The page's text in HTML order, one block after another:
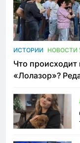
ИСТОРИИ НОВОСТИ
Что происходит
«Лолазор»?